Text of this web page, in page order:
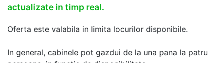
actualizate in timp real.
Oferta este valabila in limita locurilor disponibile.
In general, cabinele pot gazdui de la una pana la patru